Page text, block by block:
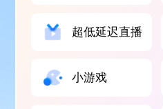
超低延迟直播
小游戏